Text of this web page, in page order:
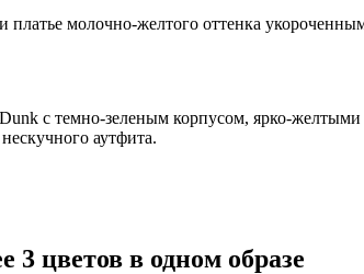
платье молочно-желтого оттенка
с темно-зеленым корпусом, ярко-
аутфита.
3 цветов в одном образе